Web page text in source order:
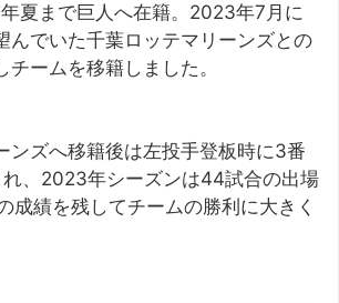
夏まで巨人へ在籍。2023年7月に
んでいた千葉ロッテマリーンズとの
チームを移籍しました。
ンズへ移籍後は左投手登板時に3番
、2023年シーズンは44試合の出場
成績を残してチームの勝利に大きく